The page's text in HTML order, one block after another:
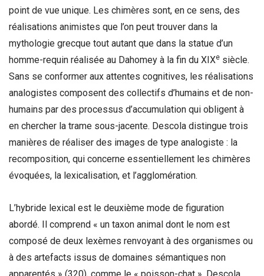
point de vue unique. Les chimères sont, en ce sens, des
réalisations animistes que l’on peut trouver dans la
mythologie grecque tout autant que dans la statue d’un
homme-requin réalisée au Dahomey à la fin du XIXe siècle.
Sans se conformer aux attentes cognitives, les réalisations
analogistes composent des collectifs d’humains et de non-
humains par des processus d’accumulation qui obligent à
en chercher la trame sous-jacente. Descola distingue trois
manières de réaliser des images de type analogiste : la
recomposition, qui concerne essentiellement les chimères
évoquées, la lexicalisation, et l’agglomération.
L’hybride lexical est le deuxième mode de figuration
abordé. Il comprend « un taxon animal dont le nom est
composé de deux lexèmes renvoyant à des organismes ou
à des artefacts issus de domaines sémantiques non